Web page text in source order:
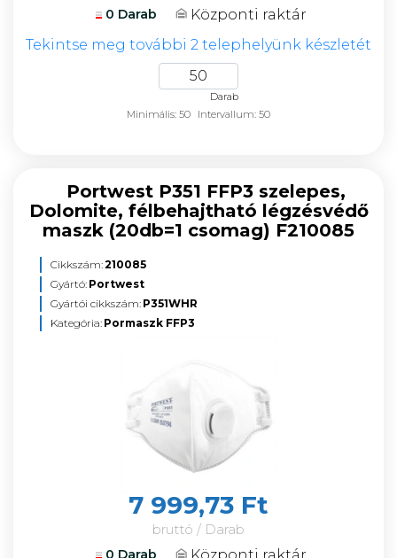
0 Darab
Központi raktár
Tekintse meg további 2 telephelyünk készletét
Darab
Minimális: 50
Intervallum: 50
Portwest P351 FFP3 szelepes,
Dolomite, félbehajtható légzésvédő
maszk (20db=1 csomag) F210085
Cikkszám:210085
Gyártó: Portwest
Gyártói cikkszám: P351WHR
Kategória: Pormaszk FFP3
7 999,73 Ft
bruttó / Darab
0 Darab Központi raktár